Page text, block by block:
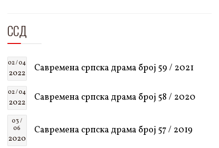
ССД
02 / 04
2022 Савремена српска драма број 59 / 2021
02 / 04
2022 Савремена српска драма број 58 / 2020
03 /
06
2020
Савремена српска драма број 57 / 2019